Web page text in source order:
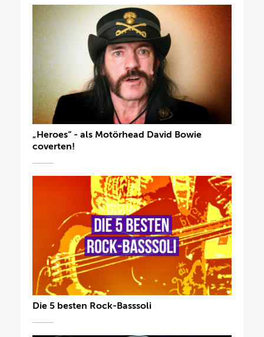
„Heroes“ - als Motörhead David Bowie
coverten!
Die 5 besten Rock-Basssoli